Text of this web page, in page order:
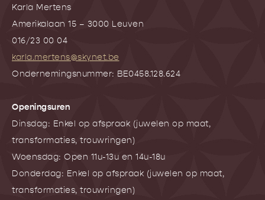
Karla Mertens
Amerikalaan 15 – 3000 Leuven
016/23 00 04
karla.mertens@skynet.be
Ondernemingsnummer: BE0458.128.624
Openingsuren
Dinsdag: Enkel op afspraak (juwelen op maat,
transformaties, trouwringen)
Woensdag: Open 11u-13u en 14u-18u
Donderdag: Enkel op afspraak (juwelen op maat,
transformaties, trouwringen)